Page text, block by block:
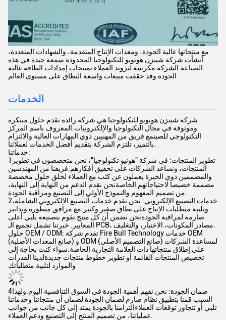
مع منتجاتها عالية الجودة، ومعدات الإنتاج المتقدمة، والشهادات المتعددة،
أنشأت شركة شينزن هونويو للتكنولوجيا المحدودة سمعة جيدة في هذه
الصناعة.الشركة مكرسة لتزويد العملاء بمنتجات إمدادات الطاقة عالية
الجودة وقد حققت مبيعات واسعة النطاق على مستوى العالم.
الخدمات
شركة شينزن هونويو للتكنولوجيا هي شركة رائدة تقدم حلول مبتكرة
وموثوقة في مجال التكنولوجيا والإلكترونيات.المعروف باسم المركز
التكنولوجي للصينمع فريق من المهنيين ذوي المهارات العالية والالتزام
بالتميز، تلتزم الشركة بتقديم أفضل الخدمات لعملائنا.
خدماتنا:
1تطوير المنتجات: في شركة "هونيو تكنولوجيا"، نحن متخصصون في تطوير
المنتجات، ونساعد الشركات على تحقيق أفكارهم.فريقنا من المهندسين
والمصممين ذوي الخبرة يعملون عن كثب مع العملاء لخلق حلول مخصصة
مصممة خصيصا لاحتياجاتهم الخاصةنحن نقدم الدعم من النهاية إلى النهاية،
من تصميم المفهوم والنموذج الأولي إلى التصنيع ومراقبة الجودة.
2خدمات التصنيع الإلكتروني: نحن نقدم خدمات التصنيع الإلكتروني الشاملة،
وتلبية متطلبات الإنتاج على نطاق صغير وكبير.مع مرافق متطورة وتدابير
صارمة لمراقبة الجودةنحن نضمن أن كل منتج نقوم بتصنيعه يلبي أعلى
المعايير. خبرتنا تشمل تجميع الـ PCB، مصادر المكونات، الاختبار، والتغليف.
حلول OEM / ODM: تقدم شركة Fire Bull Technology خدمات OEM
(صانع المعدات الأصلية) و ODM (صانع التصميم الأصلي) لمساعدة الشركات
على إطلاق منتجاتها ذات العلامة التجارية الخاصة.سواء كنت بحاجة إلى
تخصيص المنتجات القائمة أو تطوير خطوط منتجات جديدةلدينا القدرات
والموارد لتلبية متطلباتك
4ضمان الجودة: نحن نفهم أهمية الجودة في السوق التنافسية اليوم.ولهذا
السبب قمنا بتطبيق نظام صارم لضمان الجودة لضمان أن منتجاتنا وخدماتنا
تلبي أو تتجاوز توقعات العملاءالتزامنا بالجودة يمتد إلى كل جانب من جوانب
عملياتنا، من تصميم المنتج إلى التصنيع ودعم العملاء.